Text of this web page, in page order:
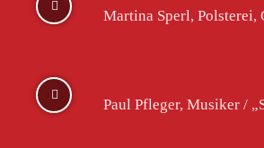
Martina Sperl, Polsterei,
Paul Pfleger, Musiker /